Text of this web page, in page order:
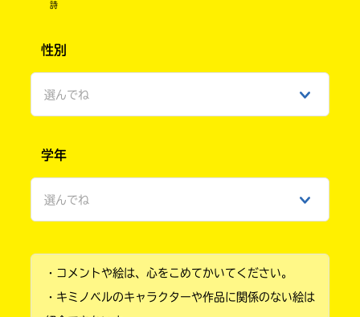
詩
性別
選んでね
ひみつ
学年
選んでね
小学2年
・コメントや絵は、心をこめてかいてください。
・キミノベルのキャラクターや作品に関係のない絵は